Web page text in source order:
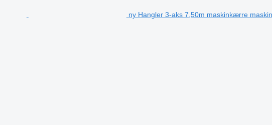
ny Hangler 3-aks 7,50m maskinkærre